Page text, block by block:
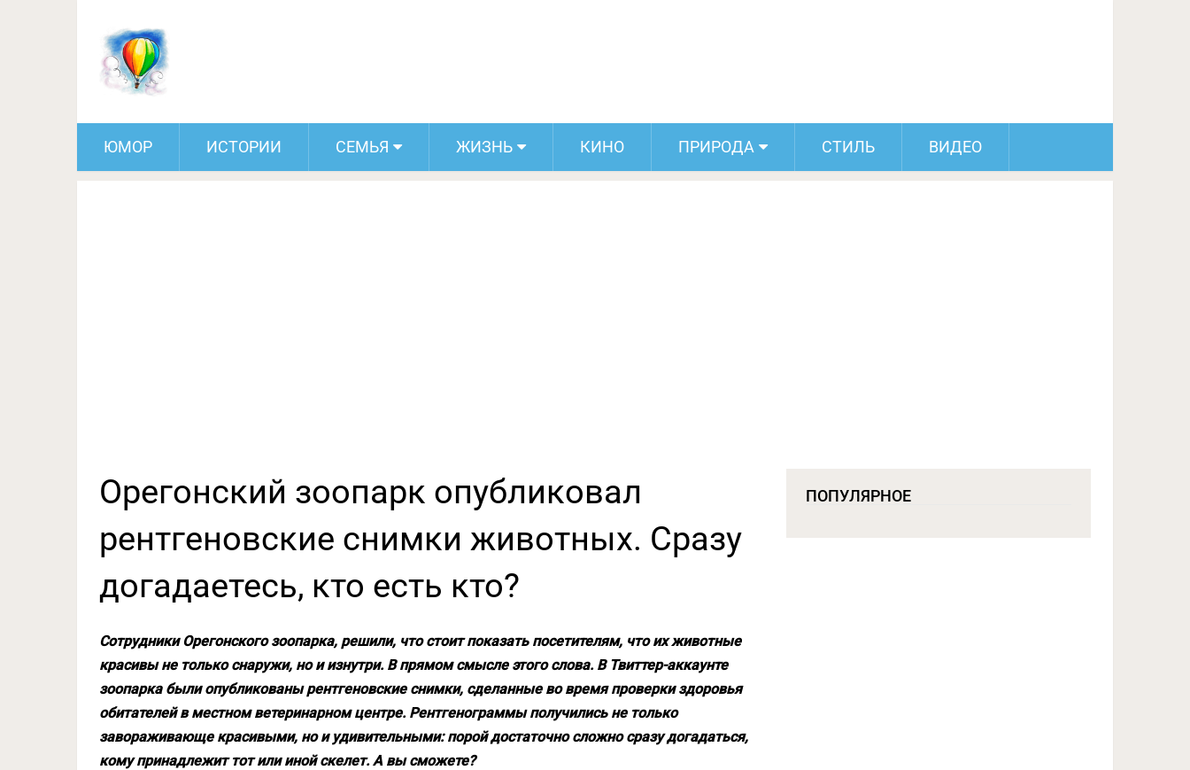
ЮМОР ИСТОРИИ СЕМЬЯ ЖИЗНЬ КИНО ПРИРОДА СТИЛЬ ВИДЕО
Орегонский зоопарк опубликовал рентгеновские снимки животных.
Орегонский зоопарк опубликовал
рентгеновские снимки животных. Сразу
догадаетесь, кто есть кто?
Сотрудники Орегонского зоопарка, решили, что стоит показать посетителям, что их животные
красивы не только снаружи, но и изнутри. В прямом смысле этого слова. В Твиттер-аккаунте
зоопарка были опубликованы рентгеновские снимки, сделанные во время проверки здоровья
обитателей в местном ветеринарном центре. Рентгенограммы получились не только
завораживающе красивыми, но и удивительными: порой достаточно сложно сразу догадаться,
кому принадлежит тот или иной скелет. А вы сможете?
ПОПУЛЯРНОЕ